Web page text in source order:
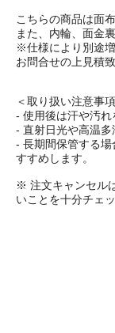
こちらの商品は面
また、内輪、面金
※仕様により別途
お問合せの上見積致
＜取り扱い注意事
- 使用後は汗や汚れ
- 直射日光や高温多
- 長期間保管する
すすめします。
※ 注文キャンセル
いことを十分チェ